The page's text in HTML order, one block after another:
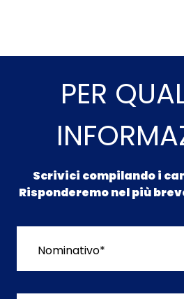
PER
Scrivici compilando i
Risponderemo nel più
Nominativo*